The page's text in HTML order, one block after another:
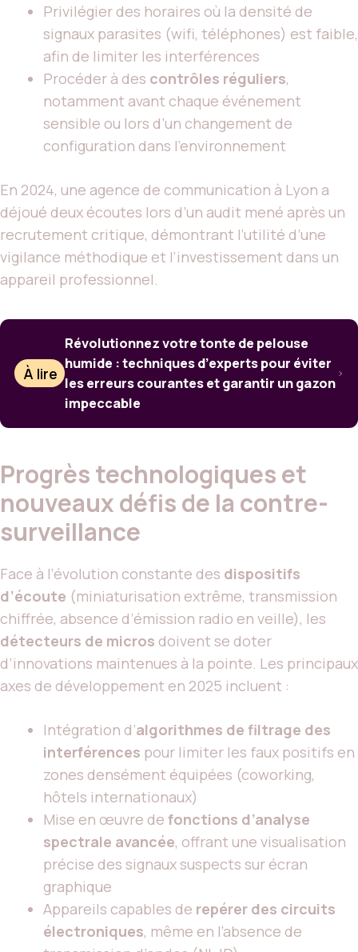
Privilégier des horaires où la densité de
signaux parasites (wifi, téléphones) est faible,
afin de limiter les interférences
Procéder à des contrôles réguliers,
notamment avant chaque événement
sensible ou lors d’un changement de
configuration dans l’environnement
En 2024, une agence de communication à Lyon a
déjoué deux écoutes lors d’un audit mené après un
recrutement critique, démontrant l’utilité d’une
vigilance méthodique et l’investissement dans un
appareil professionnel.
À lire
Révolutionnez votre tonte de pelouse
humide : techniques d’experts pour éviter
les erreurs courantes et garantir un gazon
impeccable
Progrès technologiques et
nouveaux défis de la contre-
surveillance
Face à l’évolution constante des dispositifs
d’écoute (miniaturisation extrême, transmission
chiffrée, absence d’émission radio en veille), les
détecteurs de micros doivent se doter
d’innovations maintenues à la pointe. Les principaux
axes de développement en 2025 incluent :
Intégration d’algorithmes de filtrage des
interférences pour limiter les faux positifs en
zones densément équipées (coworking,
hôtels internationaux)
Mise en œuvre de fonctions d’analyse
spectrale avancée, offrant une visualisation
précise des signaux suspects sur écran
graphique
Appareils capables de repérer des circuits
électroniques, même en l’absence de